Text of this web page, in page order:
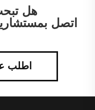
هل
اتصل
اطلب